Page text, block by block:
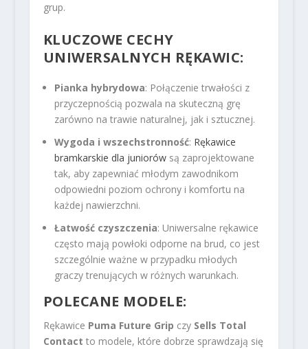
grup.
KLUCZOWE CECHY
UNIWERSALNYCH RĘKAWIC:
Pianka hybrydowa: Połączenie trwałości z
przyczepnością pozwala na skuteczną grę
zarówno na trawie naturalnej, jak i sztucznej.
Wygoda i wszechstronność: Rękawice
bramkarskie dla juniorówsą zaprojektowane
tak, aby zapewniać młodym zawodnikom
odpowiedni poziom ochrony i komfortu na
każdej nawierzchni.
Łatwość czyszczenia: Uniwersalne rękawice
często mają powłoki odporne na brud, co jest
szczególnie ważne w przypadku młodych
graczy trenujących w różnych warunkach.
POLECANE MODELE:
Rękawice Puma Future Grip czy Sells Total
Contact to modele, które dobrze sprawdzają się